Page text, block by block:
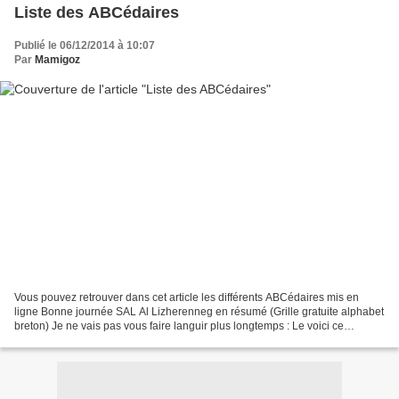
Liste des ABCédaires
Publié le 06/12/2014 à 10:07
Par Mamigoz
Vous pouvez retrouver dans cet article les différents ABCédaires mis en
ligne Bonne journée SAL Al Lizherenneg en résumé (Grille gratuite alphabet
breton) Je ne vais pas vous faire languir plus longtemps : Le voici ce